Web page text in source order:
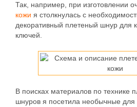
Так, например, при изготовлении
кожи я столкнулась с
декоративный плетеный шнур для
ключей.
В поисках материалов по технике
шнуров я посетила необычные для